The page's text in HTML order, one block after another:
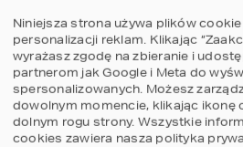
Niniejsza strona używa plików
personalizacji reklam. Klikając
wyrażasz zgodę na zbieranie i
partnerom jak Google i Meta do
spersonalizowanych. Możesz
dowolnym momencie, klikając ikonę
dolnym rogu strony. Wszystkie
cookies zawiera nasza polityka